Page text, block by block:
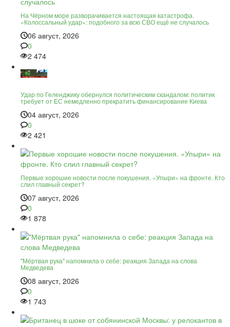
На Чёрном море разворачивается настоящая катастрофа.
«Колоссальный удар»: подобного за всю СВО ещё не случалось
06 август, 2026
0
2 474
Удар по Геленджику обернулся политическим скандалом: политик
требует от ЕС немедленно прекратить финансирование Киева
04 август, 2026
0
2 421
Первые хорошие новости после покушения. «Упыри» на фронте. Кто
слил главный секрет?
07 август, 2026
0
1 878
"Мёртвая рука" напомнила о себе: реакция Запада на слова
Медведева
08 август, 2026
0
1 743